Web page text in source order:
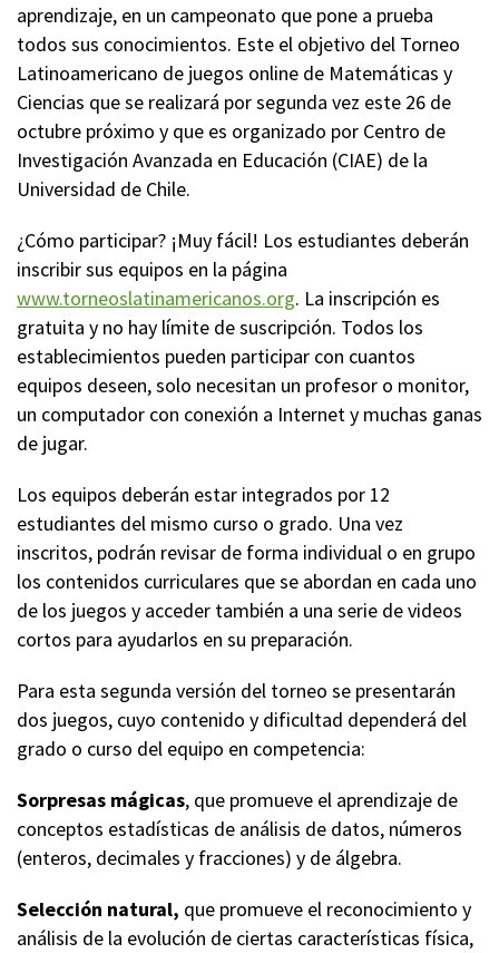
aprendizaje, en un campeonato que pone a prueba
todos sus conocimientos. Este el objetivo del Torneo
Latinoamericano de juegos online de Matemáticas y
Ciencias que se realizará por segunda vez este 26 de
octubre próximo y que es organizado por Centro de
Investigación Avanzada en Educación (CIAE) de la
Universidad de Chile.
¿Cómo participar? ¡Muy fácil! Los estudiantes deberán
inscribir sus equipos en la página
www.torneoslatinamericanos.org. La inscripción es
gratuita y no hay límite de suscripción. Todos los
establecimientos pueden participar con cuantos
equipos deseen, solo necesitan un profesor o monitor,
un computador con conexión a Internet y muchas ganas
de jugar.
Los equipos deberán estar integrados por 12
estudiantes del mismo curso o grado. Una vez
inscritos, podrán revisar de forma individual o en grupo
los contenidos curriculares que se abordan en cada uno
de los juegos y acceder también a una serie de videos
cortos para ayudarlos en su preparación.
Para esta segunda versión del torneo se presentarán
dos juegos, cuyo contenido y dificultad dependerá del
grado o curso del equipo en competencia:
Sorpresas mágicas, que promueve el aprendizaje de
conceptos estadísticas de análisis de datos, números
(enteros, decimales y fracciones) y de álgebra.
Selección natural, que promueve el reconocimiento y
análisis de la evolución de ciertas características física,